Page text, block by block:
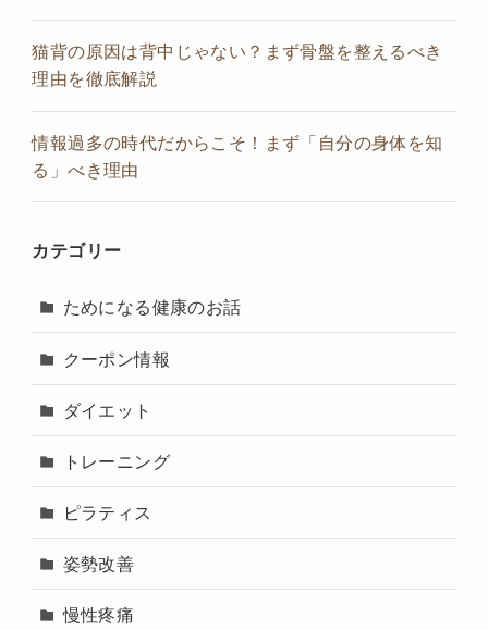
猫背の原因は背中じゃない？まず骨盤を整えるべき
理由を徹底解説
情報過多の時代だからこそ！まず「自分の身体を知
る」べき理由
カテゴリー
ためになる健康のお話
クーポン情報
ダイエット
トレーニング
ピラティス
姿勢改善
慢性疼痛